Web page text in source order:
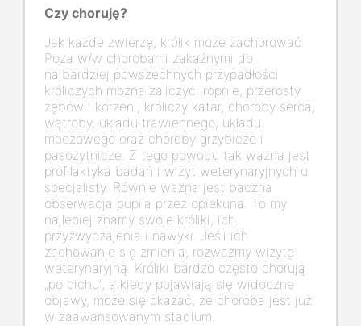
Czy choruję?
Jak każde zwierzę, królik może zachorować.
Poza w/w chorobami zakaźnymi do
najbardziej powszechnych przypadłości
króliczych można zaliczyć: ropnie, przerosty
zębów i korzeni, króliczy katar, choroby serca,
wątroby, układu trawiennego, układu
moczowego oraz choroby grzybicze i
pasożytnicze. Z tego powodu tak ważna jest
profilaktyka badań i wizyt weterynaryjnych u
specjalisty. Równie ważna jest baczna
obserwacja pupila przez opiekuna. To my
najlepiej znamy swoje króliki, ich
przyzwyczajenia i nawyki. Jeśli ich
zachowanie się zmienia, rozważmy wizytę
weterynaryjną. Króliki bardzo często chorują
„po cichu”, a kiedy pojawiają się widoczne
objawy, może się okazać, że choroba jest już
w zaawansowanym stadium.